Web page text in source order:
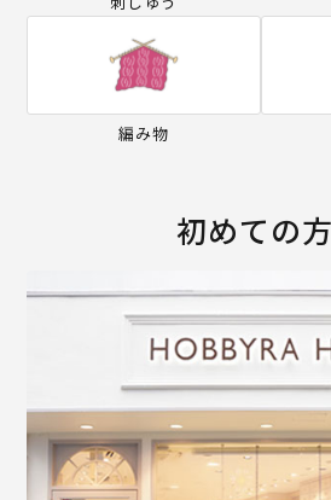
編み物
初めての